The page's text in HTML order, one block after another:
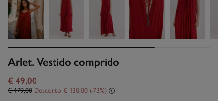
Arlet. Vestido comprido
€ 49,00
€ 179,00 Desconto € 130,00 73